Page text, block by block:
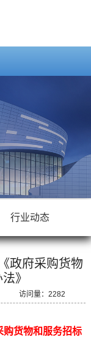
行业动态
政府采购货物
》
访问量：2282
购货物和服务招标